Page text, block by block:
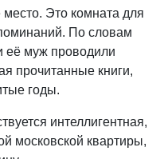
Это комната для
По словам
её муж проводили
прочитанные книги,
годы.
интеллигентная,
московской квартиры,